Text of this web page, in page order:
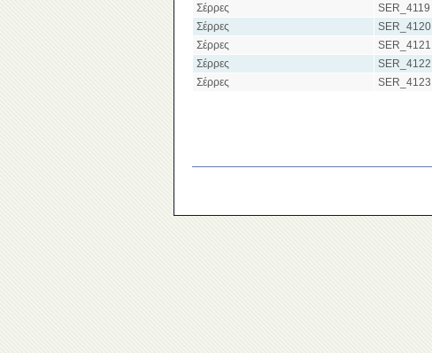
Σέρρες
SER_4119
Σέρρες
SER_4120
Σέρρες
SER_4121
Σέρρες
SER_4122
Σέρρες
SER_4123